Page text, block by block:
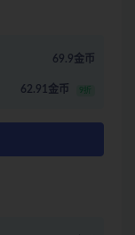
69.9金币
62.91金币 9折